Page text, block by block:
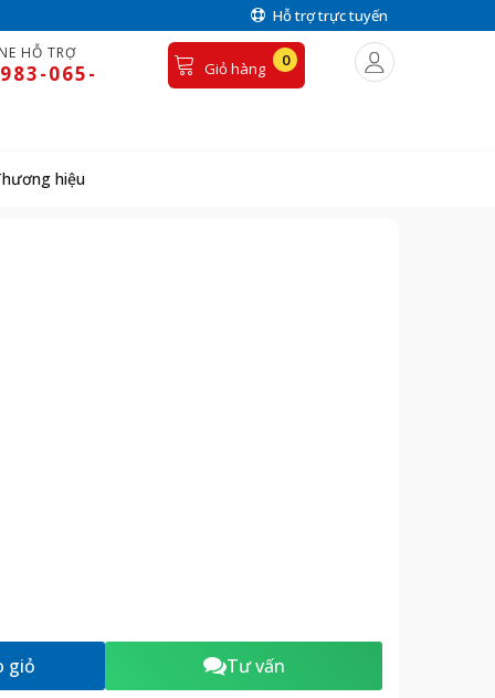
Hỗ trợ trực tuyến
HỖ TRỢ
065-
Giỏ hàng 0
hiệu
giỏ Tư vấn